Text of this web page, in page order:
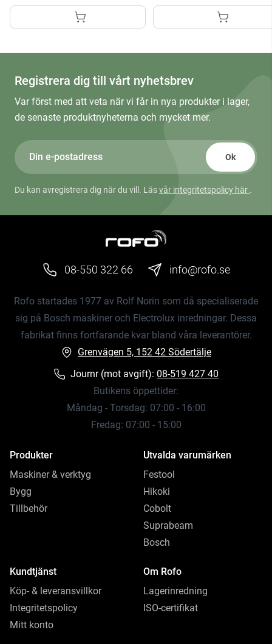
Registrera dig till vårt nyhetsbrev
Var först med att veta när vi får in nya produkter i lager,
de senaste produktnyheterna och mycket mer.
Ok
Du kan avregistrera dig när du vill. Läsvår integritetspolicy här .
08-550 322 66 info@rofo.se
Rofo startades 1977 av Rolf Norin som då specialiserade
sig på Bosch maskiner och Electrolux inredningar. Dessa
fabrikat finns fortfarande kvar bland våra leverantörer.
Grenvägen 5, 152 42 Södertälje
Journr (mot avgift): 08-519 427 40
Butikens öppettider:
Måndag - Torsdag: 07:00 - 16:00
Fredag: 07:00 - 15:00
Produkter
Maskiner & verktyg
Bygg
Tillbehör
Utvalda varumärken
Festool
Hikoki
Cobolt
Suprabeam
Bosch
Kundtjänst
Köp- & leveransvillkor
Integritetspolicy
Mitt konto
Om Rofo
Lagerinredning
ISO-certifikat